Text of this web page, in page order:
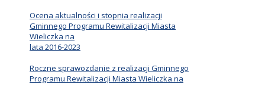
Ocena aktualności i stopnia realizacji
Gminnego Programu Rewitalizacji Miasta
Wieliczka na
lata 2016-2023
Roczne sprawozdanie z realizacji Gminnego
Programu Rewitalizacji Miasta Wieliczka na